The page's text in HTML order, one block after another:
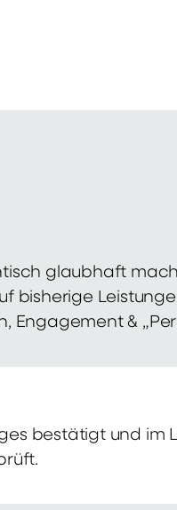
glaubhaft
bisherige
&
bestätigt und im